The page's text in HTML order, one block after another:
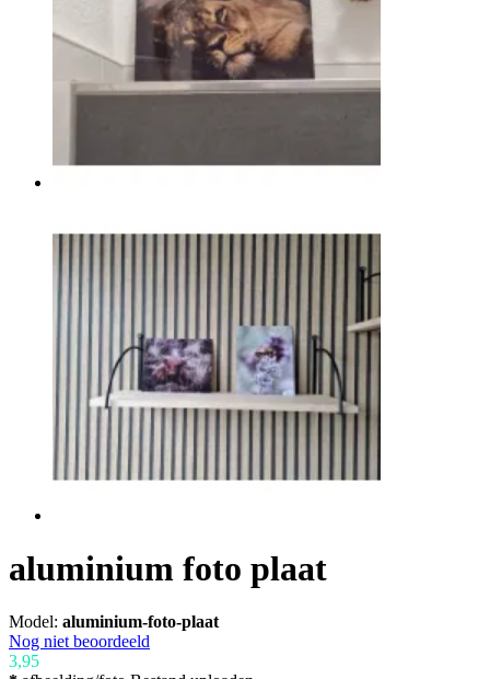
aluminium foto plaat
Model: aluminium-foto-plaat
Nog niet beoordeeld
3,95